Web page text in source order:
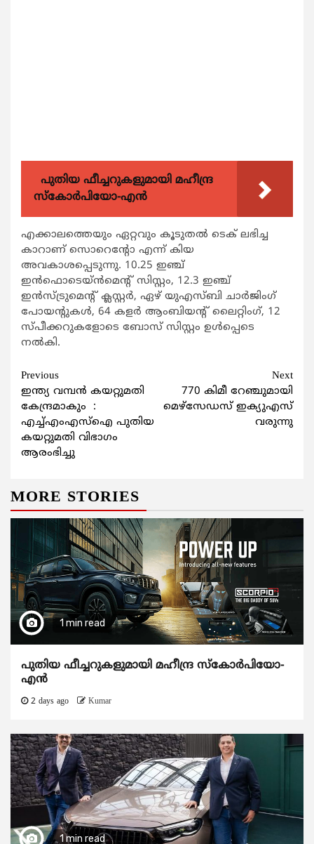
പുതിയ ഫീച്ചറുകളുമായി മഹീന്ദ്ര
സ്കോർപിയോ-എൻ
എക്കാലത്തെയും ഏറ്റവും കൂടുതല്‍ ടെക് ലഭിച്ച
കാറാണ് സൊറെന്റോ എന്ന് കിയ
അവകാശപ്പെടുന്നു. 10.25 ഇഞ്ച്
ഇന്‍ഫൊടെയ്ന്‍മെന്റ് സിസ്റ്റം, 12.3 ഇഞ്ച്
ഇന്‍സ്ട്രുമെന്റ് ക്ലസ്റ്റര്‍, ഏഴ് യുഎസ്ബി ചാര്‍ജിംഗ്
പോയന്റുകള്‍, 64 കളര്‍ ആംബിയന്റ് ലൈറ്റിംഗ്, 12
സ്പീക്കറുകളോടെ ബോസ് സിസ്റ്റം ഉള്‍പ്പെടെ
നല്‍കി.
Continue
Reading
Previous
ഇന്ത്യ വമ്പന്‍ കയറ്റുമതി
കേന്ദ്രമാകും :
എച്ച്എംഎസ്‌ഐ പുതിയ
കയറ്റുമതി വിഭാഗം
ആരംഭിച്ചു
Next
770 കിമീ റേഞ്ചുമായി
മെഴ്‌സേഡസ് ഇക്യുഎസ്
വരുന്നു
MORE STORIES
1 min read
പുതിയ ഫീച്ചറുകളുമായി മഹീന്ദ്ര സ്കോർപിയോ-
എൻ
2 days ago Kumar
1 min read